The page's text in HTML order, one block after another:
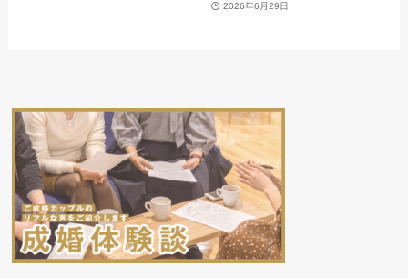
2026年6月29日